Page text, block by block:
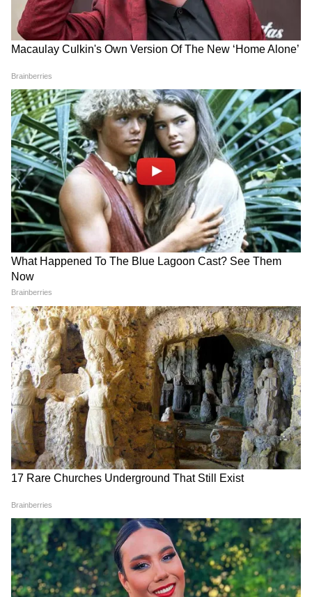
Modi in IIT Delhi: '1 लाख करोड़..अंग्रेजी में
बोलूं', देश के युवाओं को Modi ने दिया बहुत बड़ा
टास्क
देर रात Rishabh Pant की इस शिकायत पर
CM Pushkar Dhami की पहली प्रतिक्रिया